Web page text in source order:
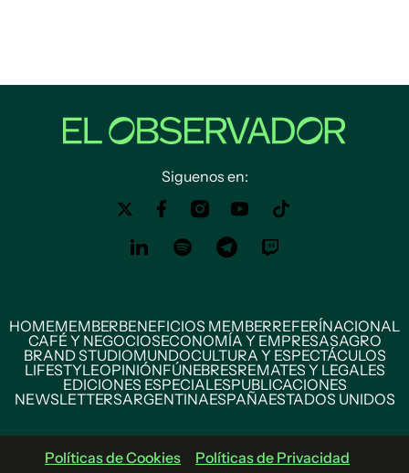
Siguenos en:
HOMEMEMBERBENEFICIOS MEMBERREFERÍNACIONAL
CAFÉ Y NEGOCIOSECONOMÍA Y EMPRESASAGRO
BRAND STUDIOMUNDOCULTURA Y ESPECTÁCULOS
LIFESTYLEOPINIÓNFÚNEBRESREMATES Y LEGALES
EDICIONES ESPECIALESPUBLICACIONES
NEWSLETTERSARGENTINAESPAÑAESTADOS UNIDOS
Políticas de Cookies Políticas de Privacidad